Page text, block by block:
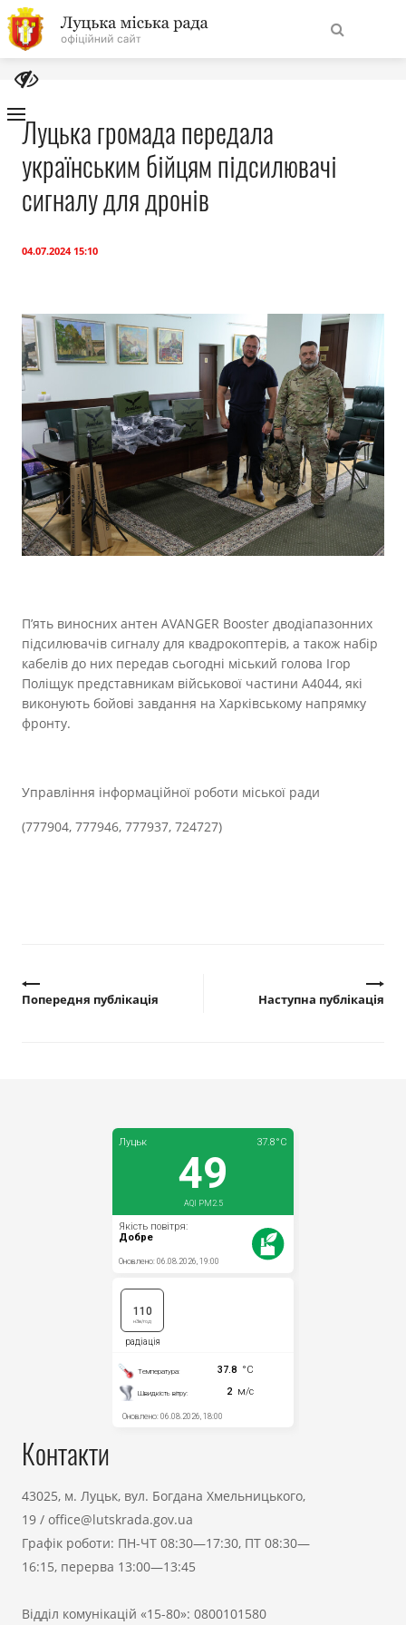
На
головну
Навігація
сайту
Про місто
Міська влада
Бюджет
Публічна інформація
Прозорість влади
Документи
Луцька громада передала
українським бійцям підсилювачі
сигналу для дронів
04.07.2024 15:10
П’ять виносних антен AVANGER Booster дводіапазонних
підсилювачів сигналу для квадрокоптерів, а також набір
кабелів до них передав сьогодні міський голова Ігор
Поліщук представникам військової частини А4044, які
виконують бойові завдання на Харківському напрямку
фронту.
Управління інформаційної роботи міської ради
(777904, 777946, 777937, 724727)
Попередня публікація Наступна публікація
Контакти
43025, м. Луцьк, вул. Богдана Хмельницького,
19 / office@lutskrada.gov.ua
Графік роботи: ПН-ЧТ 08:30—17:30, ПТ 08:30—
16:15, перерва 13:00—13:45
Відділ комунікацій «15-80»: 0800101580